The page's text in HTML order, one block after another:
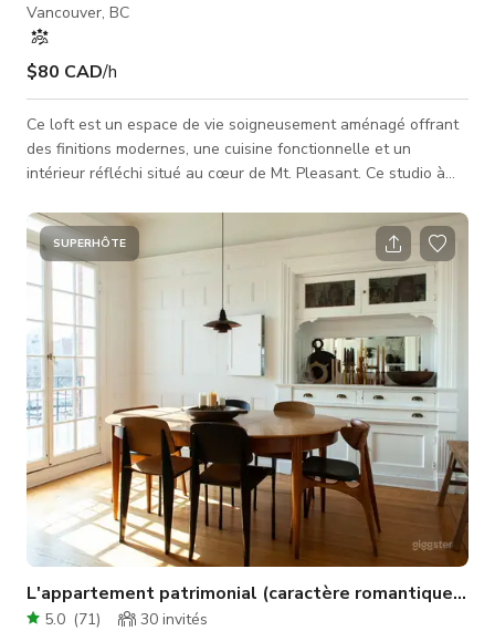
Vancouver, BC
$80 CAD/h
Ce loft est un espace de vie soigneusement aménagé offrant
des finitions modernes, une cuisine fonctionnelle et un
intérieur réfléchi situé au cœur de Mt. Pleasant. Ce studio à
L'espace a une esthétique neutre, parfaite pour y ajouter vos
touches personnelles. Le loft est un espace entièrement
meublé avec des plafonds de 10 pieds, des planchers en bois
franc, une abondance de lumière naturelle orientée sud ; ce
qui en
SUPERHÔTE
L'appartement patrimonial (caractère romantique
5.0 (71) 30 invités